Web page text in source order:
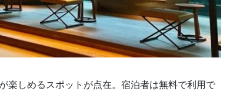
楽しめるスポットが点在。宿泊者は無料で利用で